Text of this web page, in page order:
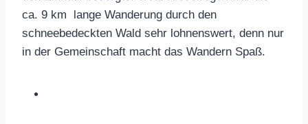
ca. 9 km lange Wanderung durch den
schneebedeckten Wald sehr lohnenswert, denn nur
in der Gemeinschaft macht das Wandern Spaß.